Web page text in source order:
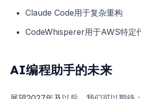
Claude Code用于复杂重构
CodeWhisperer用于AWS特定
AI编程助手的未来